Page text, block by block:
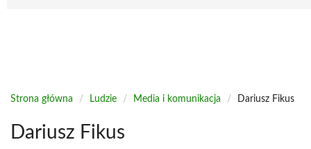
Strona główna / Ludzie / Media i komunikacja / Dariusz Fikus
Dariusz Fikus